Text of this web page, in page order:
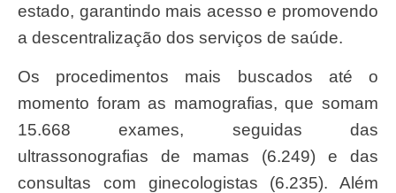
estado, garantindo mais acesso e promovendo
a descentralização dos serviços de saúde.
Os procedimentos mais buscados até o
momento foram as mamografias, que somam
15.668 exames, seguidas das
ultrassonografias de mamas (6.249) e das
consultas com ginecologistas (6.235). Além